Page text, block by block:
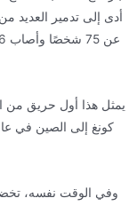
أدى إلى تدمير العديد
وفي الوقت نفسه،